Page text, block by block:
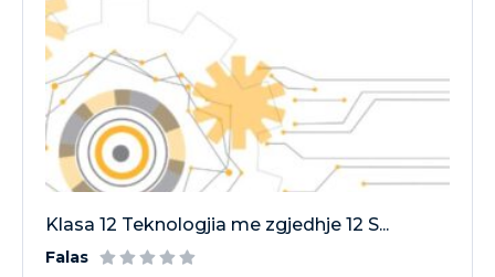
Klasa 12 Teknologjia me zgjedhje 12 S...
Falas